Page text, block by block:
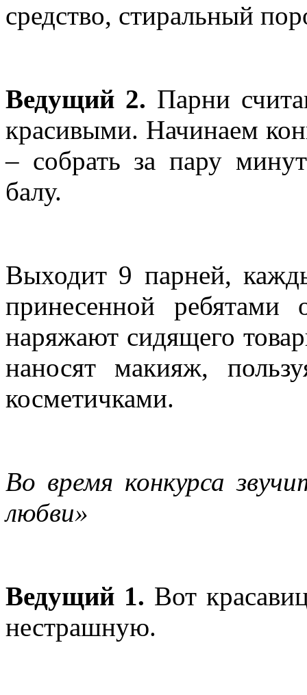
средство, стиральный
Ведущий 2. Парни
красивыми. Начинаем
– собрать за пару
балу.
Выходит 9 парней,
принесенной
наряжают сидящего
наносят макияж,
косметичками.
Во время конкурса
любви»
Ведущий 1. Вот
нестрашную.